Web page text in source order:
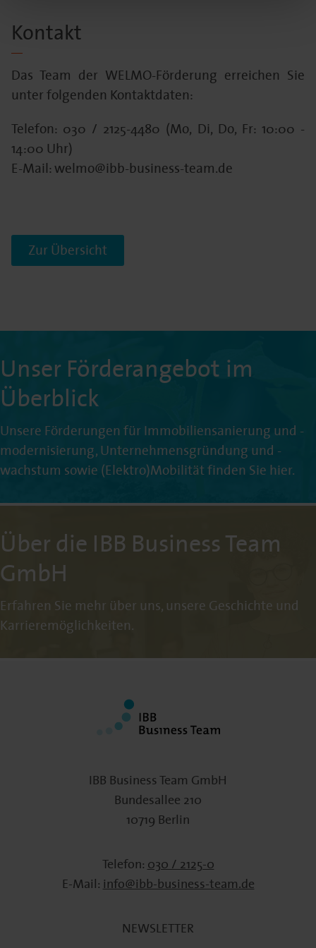
Kontakt
Das Team der WELMO-Förderung erreichen Sie
unter folgenden Kontaktdaten:
Telefon: 030 / 2125-4480 (Mo, Di, Do, Fr: 10:00 -
14:00 Uhr)
E-Mail: welmo@ibb-business-team.de
Zur Übersicht
Unser Förderangebot im
Überblick
Unsere Förderungen für Immobiliensanierung und -
modernisierung, Unternehmensgründung und -
wachstum sowie (Elektro)Mobilität finden Sie hier.
Über die IBB Business Team
GmbH
Erfahren Sie mehr über uns, unsere Geschichte und
Karrieremöglichkeiten.
IBB Business Team GmbH
Bundesallee 210
10719 Berlin
Telefon:030 / 2125-0
E-Mail:info@ibb-business-team.de
NEWSLETTER